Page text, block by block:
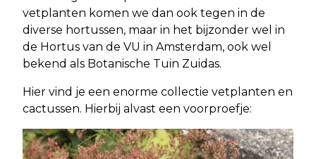
vetplanten komen we dan ook tegen in de
diverse hortussen, maar in het bijzonder wel in
de Hortus van de VU in Amsterdam, ook wel
bekend als Botanische Tuin Zuidas.
Hier vind je een enorme collectie vetplanten en
cactussen. Hierbij alvast een voorproefje: